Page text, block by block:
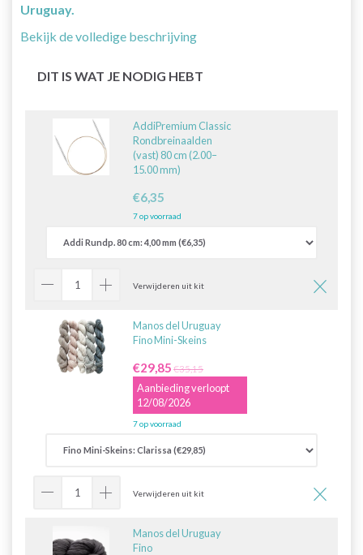
Uruguay.
Bekijk de volledige beschrijving
DIT IS WAT JE NODIG HEBT
AddiPremium Classic
Rondbreinaalden
(vast) 80 cm (2.00–
15.00 mm)
€6,35
7 op voorraad
Verwijderen uit kit
Manos del Uruguay
Fino Mini-Skeins
€29,85 €35,15
Aanbieding verloopt
12/08/2026
7 op voorraad
Verwijderen uit kit
Manos del Uruguay
Fino